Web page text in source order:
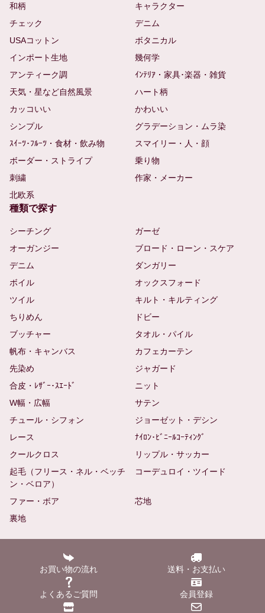
和柄
キャラクター
チェック
デニム
USAコットン
ボタニカル
インポート生地
幾何学
アンティーク調
ｲﾝﾃﾘｱ・家具･楽器・雑貨
天気・星など自然風景
ハート柄
カッコいい
かわいい
シンプル
グラデーション・ムラ染
ｽｲｰﾂ･ﾌﾙｰﾂ・食材・飲み物
スマイリー・人・顔
ボーダー・ストライプ
乗り物
刺繍
作家・メーカー
北欧系
種類で探す
シーチング
ガーゼ
オーガンジー
ブロード・ローン・スケア
デニム
ダンガリー
ボイル
オックスフォード
ツイル
キルト・キルティング
ちりめん
ドビー
ブッチャー
タオル・パイル
帆布・キャンバス
カフェカーテン
先染め
ジャガード
合皮・ﾚｻﾞｰ･ｽｴｰﾄﾞ
ニット
W幅・広幅
サテン
チュール・シフォン
ジョーゼット・デシン
レース
ﾅｲﾛﾝ･ﾋﾞﾆｰﾙｺｰﾃｨﾝｸﾞ
クールクロス
リップル・サッカー
起毛（フリース・ネル・ベッチ
ン・ベロア）
コーデュロイ・ツイード
ファー・ボア
芯地
裏地
お買い物の流れ 送料・お支払い
よくあるご質問 会員登録